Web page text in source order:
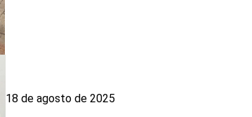
18 de agosto de 2025